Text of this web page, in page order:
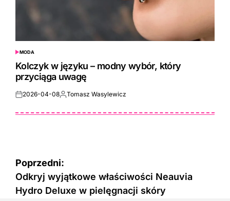
POSTED
IN
MODA
Kolczyk w języku – modny wybór, który
przyciąga uwagę
Posted
2026-04-08Posted
Tomasz Wasylewicz
Nawigacja
wpisu
Poprzedni:
Odkryj wyjątkowe właściwości Neauvia
Hydro Deluxe w pielęgnacji skóry